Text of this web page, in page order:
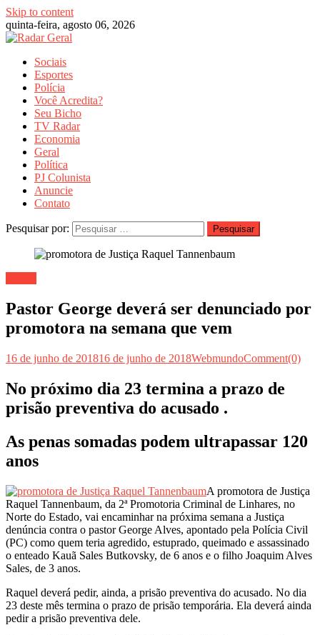
Skip to content
quinta-feira, agosto 06, 2026
Sociais
Esportes
Polícia
Você Acredita?
Seu Bicho
TV Radar
Economia
Geral
Política
PJ Colunista
Anuncie
Contato
Pesquisar por:
Pastor George deverá ser denunciado por
promotora na semana que vem
16 de junho de 201816 de junho de 2018WebmundoComment(0)
No próximo dia 23 termina a prazo de
prisão preventiva do acusado .
As penas somadas podem ultrapassar 120
anos
A promotora de Justiça
Raquel Tannenbaum, da 2ª Promotoria Criminal de Linhares, no
Norte do Estado, vai encaminhar na próxima semana a Justiça
denúncia contra o pastor George Alves, apontado pela Polícia Civil
(PC) como quem teria agredido, estuprado, queimado e assassinado
o enteado Kauã Sales Butkovsky, de 6 anos e o filho Joaquim Alves
Sales, de 3 anos.
Raquel deverá pedir, ainda, a prisão preventiva do acusado. No dia
23 deste mês termina o prazo de prisão temporária. Ela deverá ainda
pedir a prisão preventiva dele.